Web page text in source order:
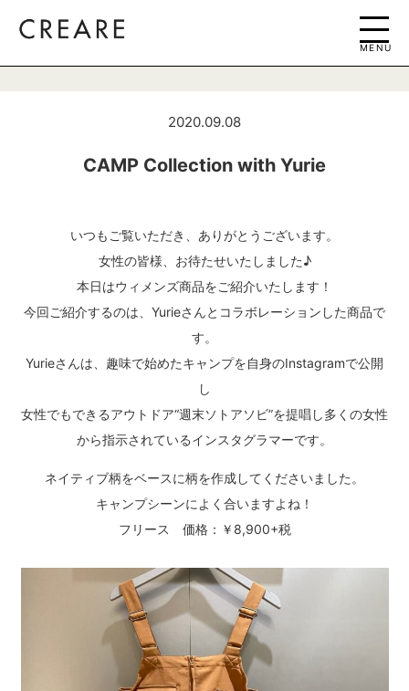
MENU
2020.09.08
CAMP Collection with Yurie
いつもご覧いただき、ありがとうございます。
女性の皆様、お待たせいたしました♪
本日はウィメンズ商品をご紹介いたします！
今回ご紹介するのは、Yurieさんとコラボレーションした商品で
す。
Yurieさんは、趣味で始めたキャンプを自身のInstagramで公開
し
女性でもできるアウトドア“週末ソトアソビ”を提唱し多くの女性
から指示されているインスタグラマーです。
ネイティブ柄をベースに柄を作成してくださいました。
キャンプシーンによく合いますよね！
フリース 価格：￥8,900+税